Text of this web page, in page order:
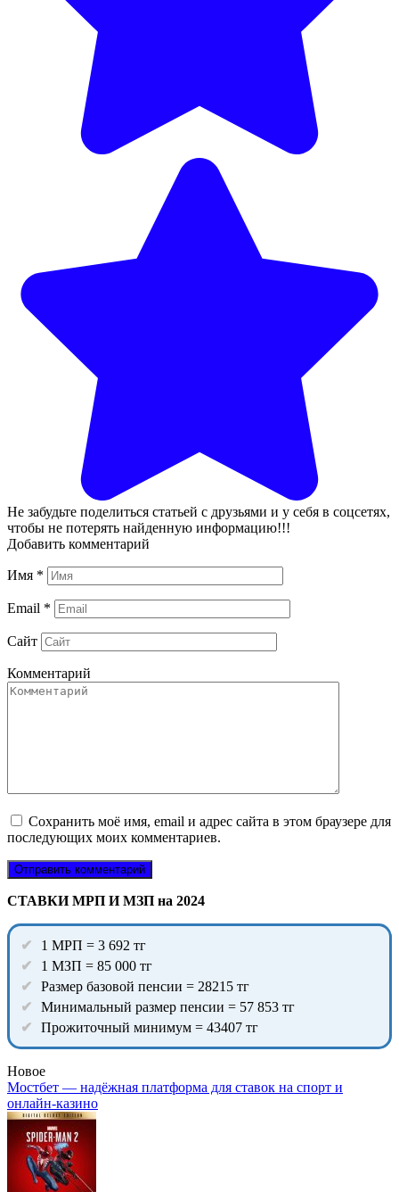
Не забудьте поделиться статьей с друзьями и у себя в соцсетях,
чтобы не потерять найденную информацию!!!
Добавить комментарий
Имя *
Email *
Сайт
Комментарий
Сохранить моё имя, email и адрес сайта в этом браузере для
последующих моих комментариев.
СТАВКИ МРП И МЗП на 2024
1 МРП = 3 692 тг
1 МЗП = 85 000 тг
Размер базовой пенсии = 28215 тг
Минимальный размер пенсии = 57 853 тг
Прожиточный минимум = 43407 тг
Новое
Мостбет — надёжная платформа для ставок на спорт и
онлайн-казино